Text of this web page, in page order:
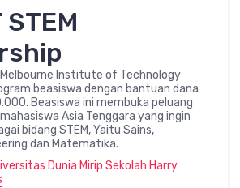
STEM
Institute of Technology
beasiswa dengan bantuan dana
Beasiswa ini membuka peluang
Asia Tenggara yang ingin
bidang STEM, Yaitu Sains,
dan Matematika.
Dunia Mirip Sekolah Harry